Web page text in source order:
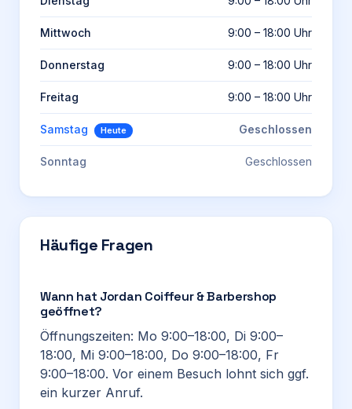
Mittwoch 9:00 – 18:00 Uhr
Donnerstag 9:00 – 18:00 Uhr
Freitag 9:00 – 18:00 Uhr
Samstag Heute Geschlossen
Sonntag Geschlossen
Häufige Fragen
Wann hat Jordan Coiffeur & Barbershop
geöffnet?
Öffnungszeiten: Mo 9:00–18:00, Di 9:00–
18:00, Mi 9:00–18:00, Do 9:00–18:00, Fr
9:00–18:00. Vor einem Besuch lohnt sich ggf.
ein kurzer Anruf.